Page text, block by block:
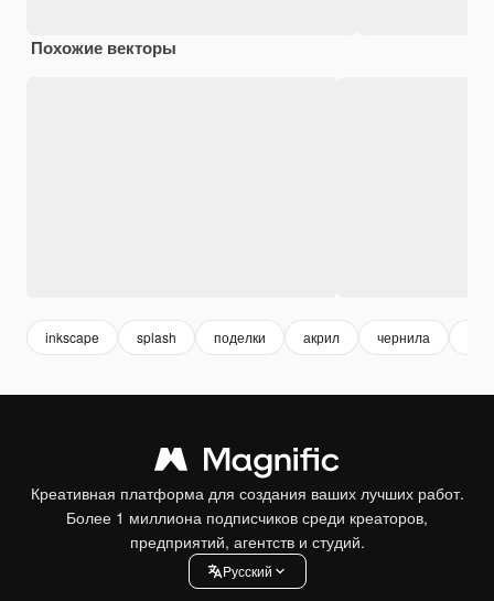
Похожие векторы
inkscape splash поделки акрил чернила
Креативная платформа для создания ваших лучших работ.
Более 1 миллиона подписчиков среди креаторов,
предприятий, агентств и студий.
Pусский